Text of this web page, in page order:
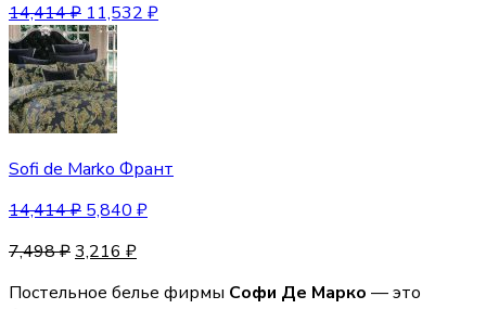
14,414₽ 11,532 ₽
Sofi de Marko Франт
14,414₽ 5,840 ₽
7,498₽3,216 ₽
Постельное белье фирмы Софи Де Марко — это